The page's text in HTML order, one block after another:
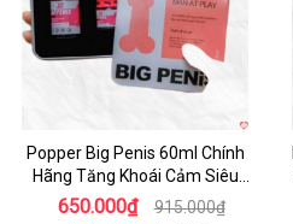
Popper Big Penis 60ml Chính
Hãng Tăng Khoái Cảm Siêu
Mạnh Cho Top Bot
650.000₫ 915.000₫